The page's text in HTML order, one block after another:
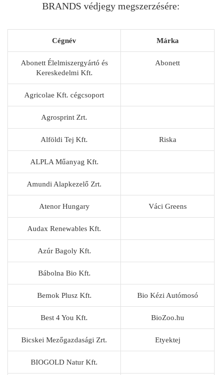
BRANDS védjegy megszerzésére:
Cégnév Márka
Abonett Élelmiszergyártó és
Kereskedelmi Kft.
Abonett
Agricolae Kft. cégcsoport
Agrosprint Zrt.
Alföldi Tej Kft. Riska
ALPLA Műanyag Kft.
Amundi Alapkezelő Zrt.
Atenor Hungary Váci Greens
Audax Renewables Kft.
Azúr Bagoly Kft.
Bábolna Bio Kft.
Bemok Plusz Kft. Bio Kézi Autómosó
Best 4 You Kft. BioZoo.hu
Bicskei Mezőgazdasági Zrt. Etyektej
BIOGOLD Natur Kft.